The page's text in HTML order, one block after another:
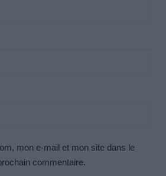
mon e-mail et mon site dans le
commentaire.